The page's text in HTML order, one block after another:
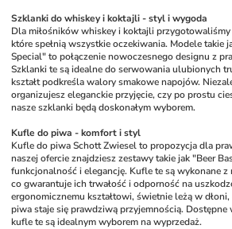
Szklanki do whiskey i koktajli - styl i wygoda
Dla miłośników whiskey i koktajli przygotowaliśmy
które spełnią wszystkie oczekiwania. Modele takie
Special" to połączenie nowoczesnego designu z
Szklanki te są idealne do serwowania ulubionych
kształt podkreśla walory smakowe napojów.
organizujesz eleganckie przyjęcie, czy po prostu
nasze szklanki będą doskonałym wyborem.
Kufle do piwa - komfort i styl
Kufle do piwa Schott Zwiesel to propozycja dla
naszej ofercie znajdziesz zestawy takie jak "Beer
funkcjonalność i elegancję. Kufle te są wykonane z
co gwarantuje ich trwałość i odporność na
ergonomicznemu kształtowi, świetnie leżą w dłoni,
piwa staje się prawdziwą przyjemnością. Dostępne
kufle te są idealnym wyborem na wyprzedaż.